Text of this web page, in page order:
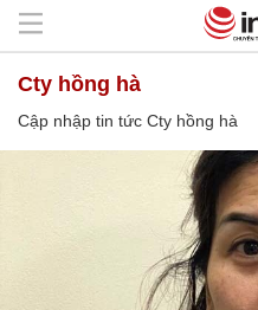
Cty hồng hà
Cập nhập tin tức Cty hồng hà